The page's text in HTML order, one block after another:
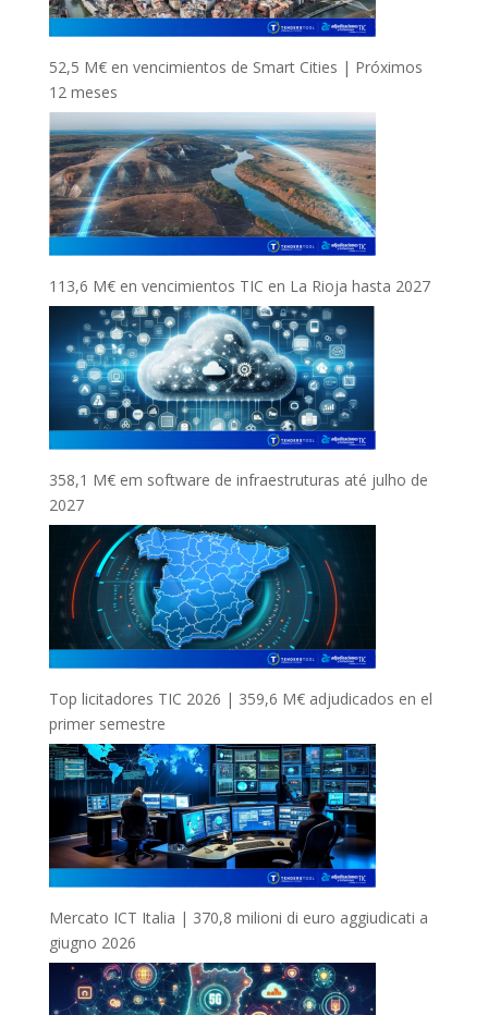
52,5 M€ en vencimientos de Smart Cities | Próximos
12 meses
113,6 M€ en vencimientos TIC en La Rioja hasta 2027
358,1 M€ em software de infraestruturas até julho de
2027
Top licitadores TIC 2026 | 359,6 M€ adjudicados en el
primer semestre
Mercato ICT Italia | 370,8 milioni di euro aggiudicati a
giugno 2026